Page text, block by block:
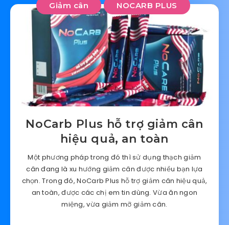
Giảm cân NOCARB PLUS
NoCarb Plus hỗ trợ giảm cân
hiệu quả, an toàn
Một phương pháp trong đó thì sử dụng thạch giảm
cân đang là xu hướng giảm cân được nhiều bạn lựa
chọn. Trong đó, NoCarb Plus hỗ trợ giảm cân hiệu quả,
an toàn, được các chị em tin dùng. Vừa ăn ngon
miệng, vừa giảm mỡ giảm cân.